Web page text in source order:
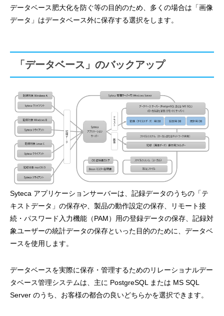
データベース肥大化を防ぐ等の目的のため、多くの場合は「画像
データ」はデータベース外に保存する選択をします。
「データベース」のバックアップ
Syteca アプリケーションサーバーは、記録データのうちの「テ
キストデータ」の保存や、製品の動作設定の保存、リモート接
続・パスワード入力機能（PAM）用の登録データの保存、記録対
象ユーザーの統計データの保存といった目的のために、データベ
ースを使用します。
データベースを実際に保存・管理するためのリレーショナルデー
タベース管理システムは、主に PostgreSQL または MS SQL
Server のうち、お客様の都合の良いどちらかを選択できます。